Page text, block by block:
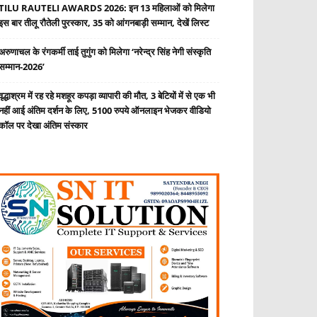
RAUTELI AWARDS 2026: इन 13 महिलाओं को मिलेगा
बार तीलू रौतेली पुरस्कार, 35 को आंगनबाड़ी सम्मान, देखें लिस्ट
के रंगकर्मी ताई तुगुंग को मिलेगा ‘नरेन्द्र सिंह नेगी संस्कृति
2026’
में रह रहे मशहूर कपड़ा व्यापारी की मौत, 3 बेटियों में से एक भी
आई अंतिम दर्शन के लिए, 5100 रुपये ऑनलाइन भेजकर वीडियो
पर देखा अंतिम संस्कार